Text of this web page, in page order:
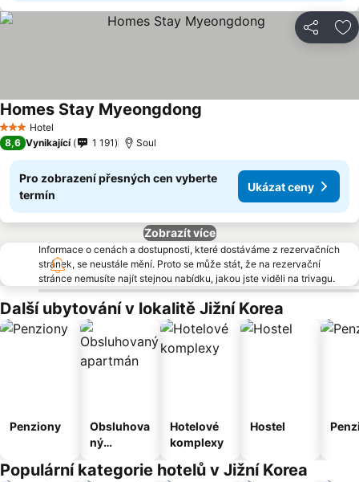
Sdílet
3 Počet hvězdiček
Hotel
Homes Stay Myeongdong
8,6 Vynikající 1 191 Soul
Pro zobrazení přesných cen vyberte
termín
Ukázat ceny
Zobrazít více
Informace o cenách a dostupnosti, které dostáváme z rezervačních
stránek, se neustále mění. Proto se může stát, že na rezervační
stránce nemusíte najít stejnou nabídku, jakou jste viděli na trivagu.
Další ubytování v lokalitě Jižní Korea
Penziony
Obsluhova
ný
Hotelové
komplexy
Hostel
Populární kategorie hotelů v Jižní Korea